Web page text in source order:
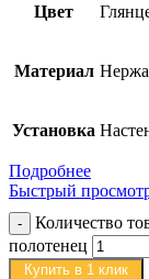
Цвет
Материал
Установка
Подробнее
Быстрый
Количество
полотенец
Купить в 1 клик